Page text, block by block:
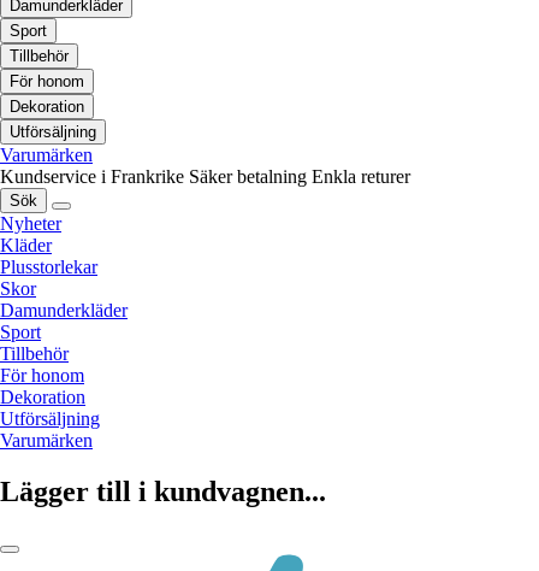
Damunderkläder
Sport
Tillbehör
För honom
Dekoration
Utförsäljning
Varumärken
Kundservice i Frankrike Säker betalning Enkla returer
Sök
Nyheter
Kläder
Plusstorlekar
Skor
Damunderkläder
Sport
Tillbehör
För honom
Dekoration
Utförsäljning
Varumärken
Lägger till i kundvagnen...